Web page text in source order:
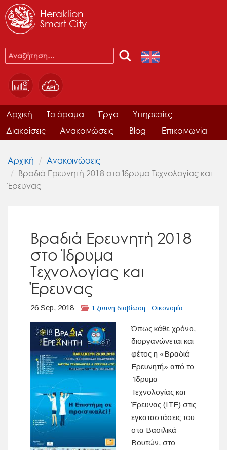
Heraklion
Smart City
Αρχική Το όραμα Έργα
Υπηρεσίες
Διακρίσεις
Ανακοινώσεις Blog Επικοινωνία
Αρχική
Ανακοινώσεις
Βραδιά Ερευνητή 2018 στο Ίδρυμα Τεχνολογίας και
Έρευνας
Βραδιά Ερευνητή 2018
στο Ίδρυμα
Τεχνολογίας και
Έρευνας
26 Sep, 2018 Έξυπνη διαβίωση Οικονομία
Όπως κάθε χρόνο,
διοργανώνεται και
φέτος η «Βραδιά
Ερευνητή» από το
Ίδρυμα
Τεχνολογίας και
Έρευνας (ΙΤΕ) στις
εγκαταστάσεις του
στα Βασιλικά
Βουτών, στο